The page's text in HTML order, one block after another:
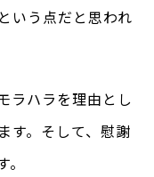
いう点だと思われ
ラハラを理由とし
す。そして、慰謝